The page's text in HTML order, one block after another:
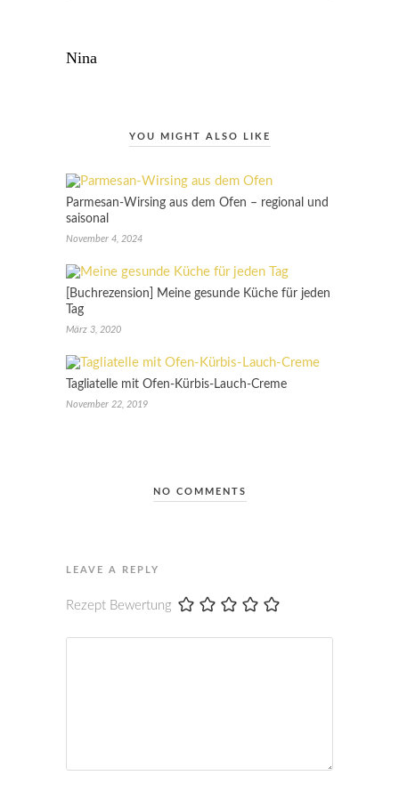
Nina
YOU MIGHT ALSO LIKE
Parmesan-Wirsing aus dem Ofen – regional und
saisonal
November 4, 2024
[Buchrezension] Meine gesunde Küche für jeden
Tag
März 3, 2020
Tagliatelle mit Ofen-Kürbis-Lauch-Creme
November 22, 2019
NO COMMENTS
LEAVE A REPLY
Rezept Bewertung